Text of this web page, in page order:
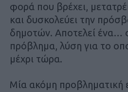
φορά που βρέχει,
και δυσκολεύει την
δημοτών. Αποτελεί ένα…
πρόβλημα, λύση για το
μέχρι τώρα.
Μία ακόμη προβληματική